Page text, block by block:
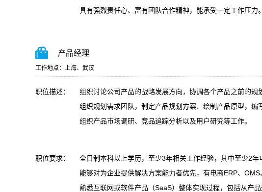
具有强烈责任心、富有团队合作精神，能承受一定工作压力。
产品经理
工作地点：上海、武汉
职位描述：
组织讨论公司产品的战略发展方向，协调各个产品之前的规
组织规划需求团队，制定产品规划方案、绘制产品原型，编
组织产品市场调研、竞品追踪分析以及用户研究等工作。
职位要求：
全日制本科以上学历，至少3年相关工作经验，其中至少2
能够对为企业提供解决方案能力者优先，有电商ERP、OMS
熟悉互联网或软件产品（SaaS）整体实现过程，包括从产